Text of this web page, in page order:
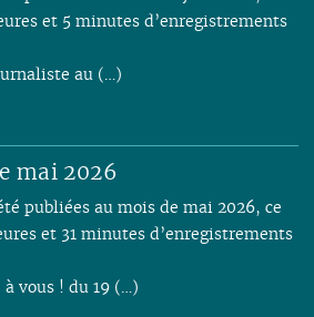
et 5 minutes d’enregistrements
au (…)
mai 2026
publiées au mois de mai 2026, ce
et 31 minutes d’enregistrements
vous ! du 19 (…)